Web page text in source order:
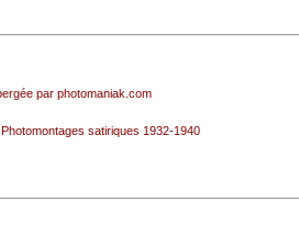
satiriques 1932-1940